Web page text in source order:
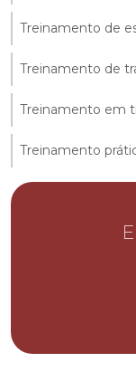
Treinamento de
Treinamento de
Treinamento em
Treinamento